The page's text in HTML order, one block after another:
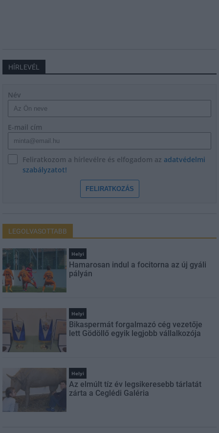
HÍRLEVÉL
Név
E-mail cím
Feliratkozom a hírlevélre és elfogadom az adatvédelmi
szabályzatot!
FELIRATKOZÁS
LEGOLVASOTTABB
Helyi
Hamarosan indul a focitorna az új gyáli
pályán
Helyi
Bikaspermát forgalmazó cég vezetője
lett Gödöllő egyik legjobb vállalkozója
Helyi
Az elmúlt tíz év legsikeresebb tárlatát
zárta a Ceglédi Galéria